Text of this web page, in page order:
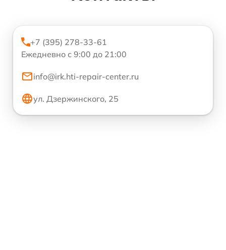
+7 (395) 278-33-61
Ежедневно с 9:00 до 21:00
info@irk.hti-repair-center.ru
ул. Дзержинского, 25